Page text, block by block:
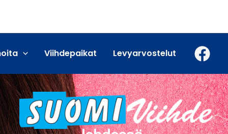
Viihdepaikat Levyarvostelut